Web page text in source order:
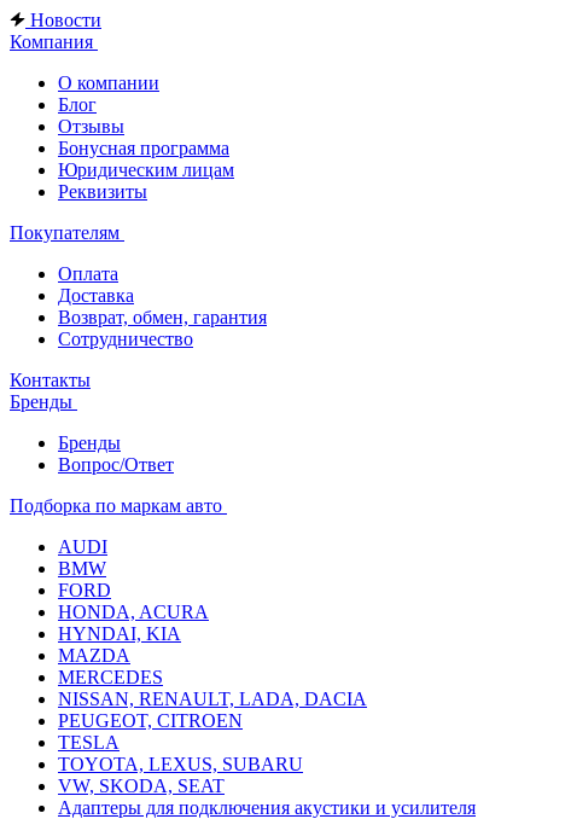
Новости
Компания
О компании
Блог
Отзывы
Бонусная программа
Юридическим лицам
Реквизиты
Покупателям
Оплата
Доставка
Возврат, обмен, гарантия
Сотрудничество
Контакты
Бренды
Бренды
Вопрос/Ответ
Подборка по маркам авто
AUDI
BMW
FORD
HONDA, ACURA
HYNDAI, KIA
MAZDA
MERCEDES
NISSAN, RENAULT, LADA, DACIA
PEUGEOT, CITROEN
TESLA
TOYOTA, LEXUS, SUBARU
VW, SKODA, SEAT
Адаптеры для подключения акустики и усилителя